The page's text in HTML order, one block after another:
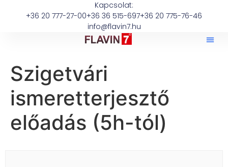
Kapcsolat:
+36 20 777-27-00+36 36 515-697+36 20 775-76-46
info@flavin7.hu
Szigetvári
ismeretterjesztő
előadás (5h-tól)